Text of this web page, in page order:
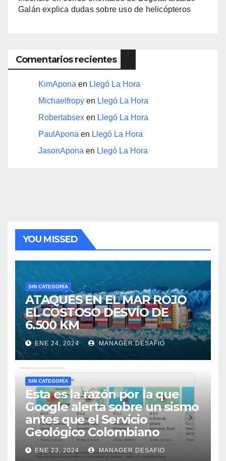
Galán explica dudas sobre uso de helicópteros
Comentarios recientes
KimApona en Llegó La Hora
Michaelfropy en Llegó La Hora
Robertabsex en Llegó La Hora
PaulApona en Llegó La Hora
JasonApona en Llegó La Hora
YOU MISSED
SIN CATEGORÍA
ATAQUES EN EL MAR ROJO
EL COSTOSO DESVÍO DE
6.500 KM
ENE 24, 2024 MANAGER.DESAFIO
SIN CATEGORÍA
Esta es la razón por la que
Google alerta sobre un sismo
antes que el Servicio
Geológico Colombiano
ENE 23, 2024 MANAGER.DESAFIO